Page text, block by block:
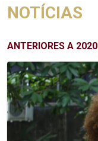
NOTÍCIAS
ANTERIORES A 2020